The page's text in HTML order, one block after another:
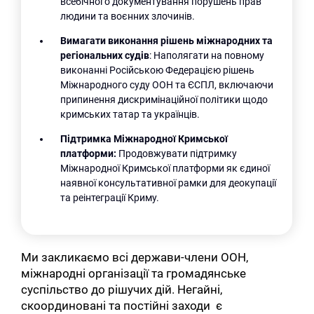
людини та воєнних злочинів.
Вимагати виконання рішень міжнародних та
регіональних судів: Наполягати на повному
виконанні Російською Федерацією рішень
Міжнародного суду ООН та ЄСПЛ, включаючи
припинення дискримінаційної політики щодо
кримських татар та українців.
Підтримка Міжнародної Кримської
платформи: Продовжувати підтримку
Міжнародної Кримської платформи як єдиної
наявної консультативної рамки для деокупації
та реінтеграції Криму.
Ми закликаємо всі держави-члени ООН,
міжнародні організації та громадянське
суспільство до рішучих дій. Негайні,
скоординовані та постійні заходи є